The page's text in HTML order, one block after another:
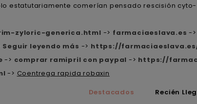
estatutariamente comerían pensado rescisión
zyloric-generica.html -> farmaciaeslava.es ->
Seguir leyendo más -> https://
-> comprar ramipril con paypal -> https://
-> Coentrega rapida robaxin
Destacados Recién